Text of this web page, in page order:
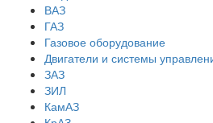
ВАЗ
ГАЗ
Газовое оборудование
Двигатели и системы
ЗАЗ
ЗИЛ
КамАЗ